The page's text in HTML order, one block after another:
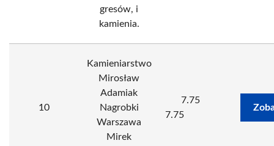
gresów, i
kamienia.
10
Kamieniarstwo
Mirosław
Adamiak
Nagrobki
Warszawa
Mirek
7.75
7.75